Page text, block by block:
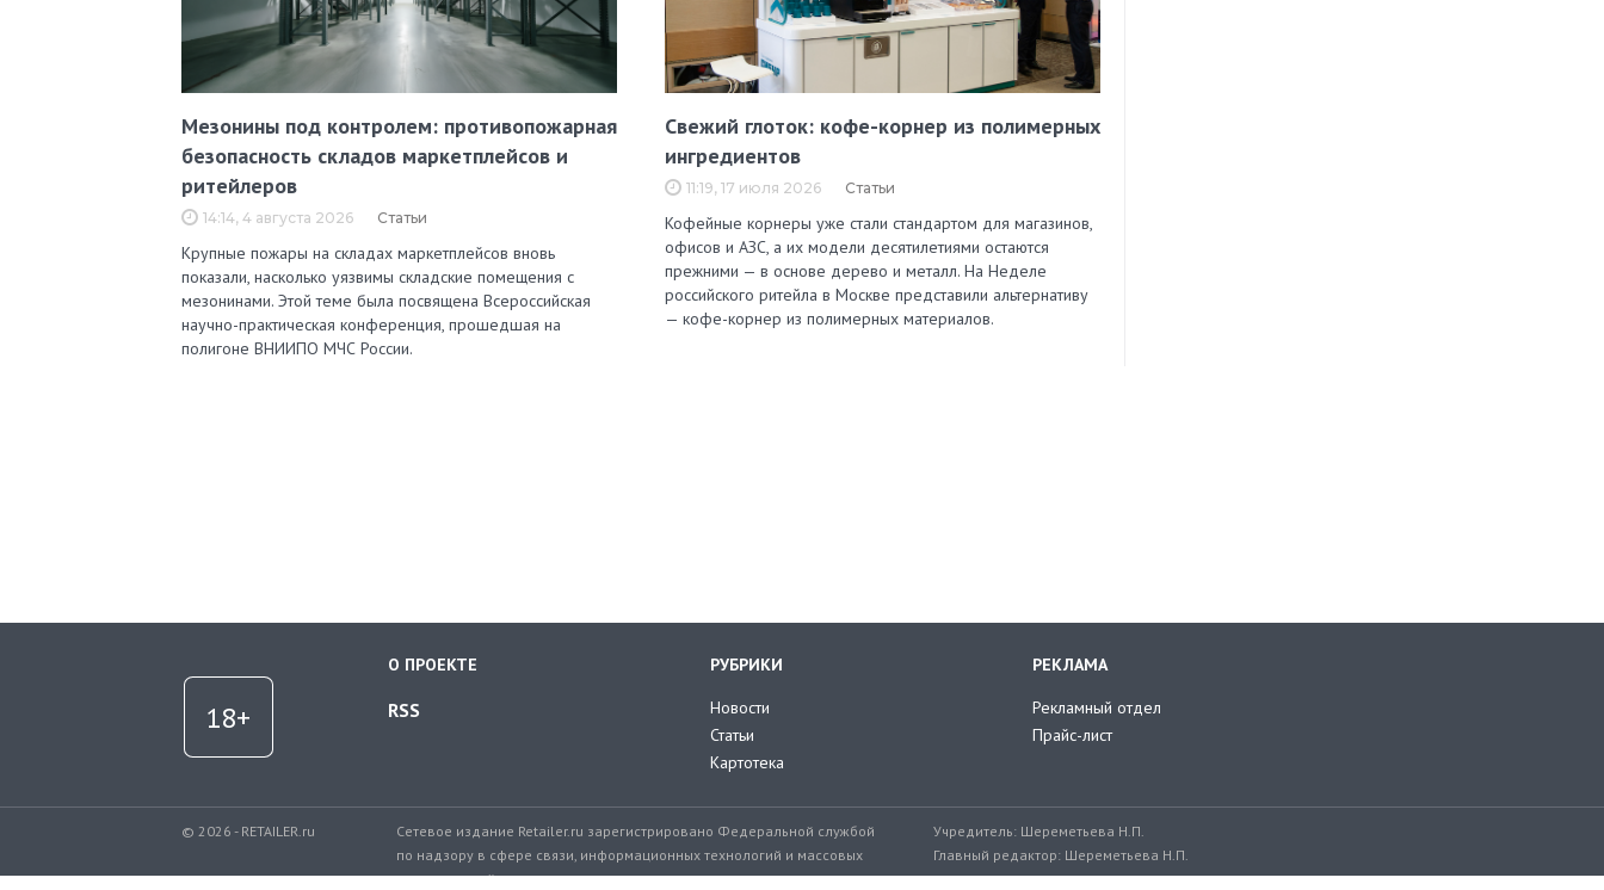
Мезонины под контролем: противопожарная
безопасность складов маркетплейсов и
ритейлеров
14:14, 4 августа 2026 Статьи
Крупные пожары на складах маркетплейсов вновь
показали, насколько уязвимы складские помещения с
мезонинами. Этой теме была посвящена Всероссийская
научно-практическая конференция, прошедшая на
полигоне ВНИИПО МЧС России.
Свежий глоток: кофе-корнер из полимерных
ингредиентов
11:19, 17 июля 2026 Статьи
Кофейные корнеры уже стали стандартом для магазинов,
офисов и АЗС, а их модели десятилетиями остаются
прежними — в основе дерево и металл. На Неделе
российского ритейла в Москве представили альтернативу
— кофе-корнер из полимерных материалов.
О ПРОЕКТЕ
RSS
РУБРИКИ
Новости
Статьи
Картотека
РЕКЛАМА
Рекламный отдел
Прайс-лист
© 2026 - RETAILER.ru
Сетевое издание Retailer.ru зарегистрировано Федеральной службой
по надзору в сфере связи, информационных технологий и массовых
коммуникаций.
Учредитель: Шереметьева Н.П.
Главный редактор: Шереметьева Н.П.